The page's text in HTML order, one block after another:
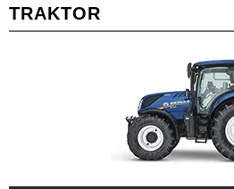
TRAKTOR